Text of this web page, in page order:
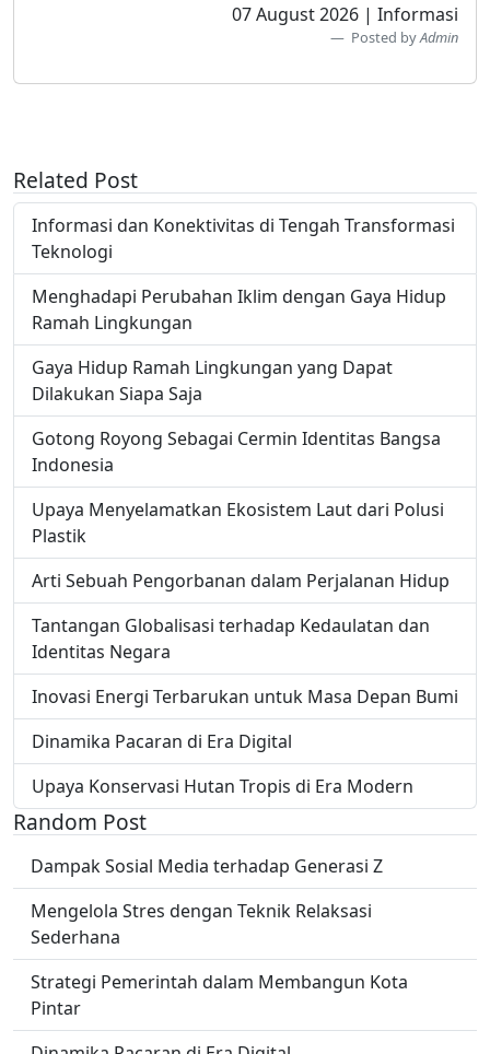
07 August 2026 | Informasi
Posted byAdmin
Related Post
Informasi dan Konektivitas di Tengah Transformasi
Teknologi
Menghadapi Perubahan Iklim dengan Gaya Hidup
Ramah Lingkungan
Gaya Hidup Ramah Lingkungan yang Dapat
Dilakukan Siapa Saja
Gotong Royong Sebagai Cermin Identitas Bangsa
Indonesia
Upaya Menyelamatkan Ekosistem Laut dari Polusi
Plastik
Arti Sebuah Pengorbanan dalam Perjalanan Hidup
Tantangan Globalisasi terhadap Kedaulatan dan
Identitas Negara
Inovasi Energi Terbarukan untuk Masa Depan Bumi
Dinamika Pacaran di Era Digital
Upaya Konservasi Hutan Tropis di Era Modern
Random Post
Dampak Sosial Media terhadap Generasi Z
Mengelola Stres dengan Teknik Relaksasi
Sederhana
Strategi Pemerintah dalam Membangun Kota
Pintar